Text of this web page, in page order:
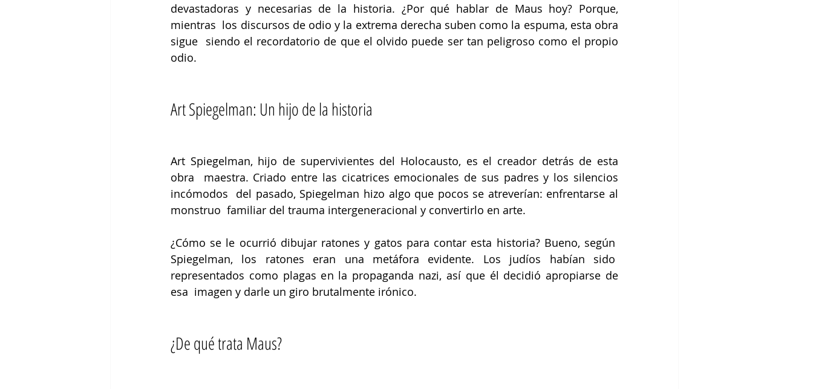
devastadoras y necesarias de la historia. ¿Por qué hablar de Maus hoy? Porque,
mientras  los discursos de odio y la extrema derecha suben como la espuma, esta obra
sigue  siendo el recordatorio de que el olvido puede ser tan peligroso como el propio
odio.
Art Spiegelman: Un hijo de la historia
Art Spiegelman, hijo de supervivientes del Holocausto, es el creador detrás de esta
obra  maestra. Criado entre las cicatrices emocionales de sus padres y los silencios
incómodos  del pasado, Spiegelman hizo algo que pocos se atreverían: enfrentarse al
monstruo  familiar del trauma intergeneracional y convertirlo en arte.
¿Cómo se le ocurrió dibujar ratones y gatos para contar esta historia? Bueno, según
Spiegelman, los ratones eran una metáfora evidente. Los judíos habían sido
representados como plagas en la propaganda nazi, así que él decidió apropiarse de
esa  imagen y darle un giro brutalmente irónico.
¿De qué trata Maus?